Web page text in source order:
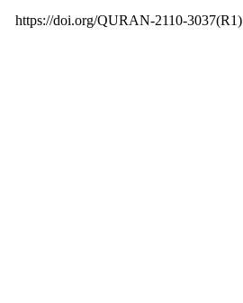
https://doi.org/‎QURAN-2110-3037(R1)